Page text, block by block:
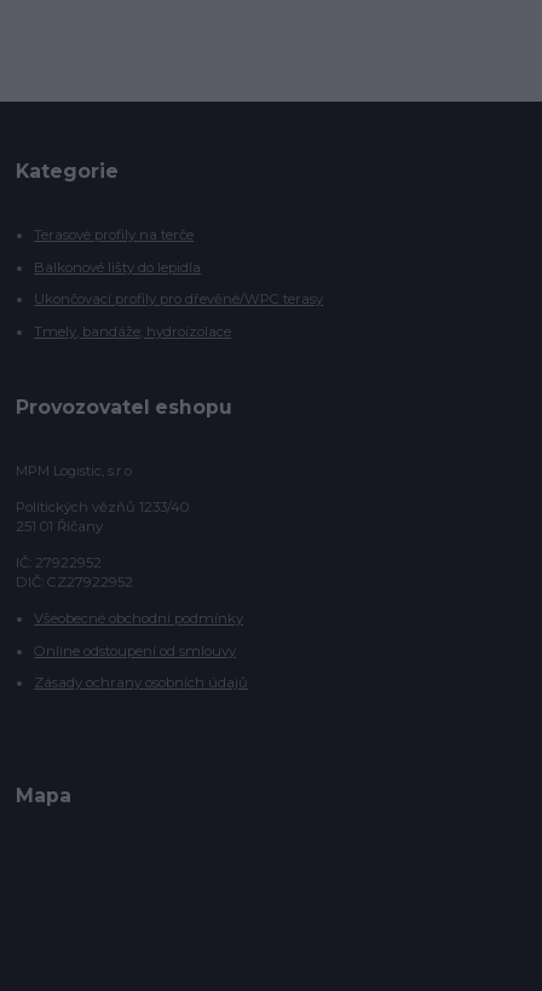
Kategorie
Terasové profily na terče
Balkonové lišty do lepidla
Ukončovací profily pro dřevěné/WPC terasy
Tmely, bandáže, hydroizolace
Provozovatel eshopu
MPM Logistic, s.r.o
Politických vězňů 1233/40
251 01 Říčany
IČ: 27922952
DIČ: CZ27922952
Všeobecné obchodní podmínky
Online odstoupení od smlouvy
Zásady ochrany osobních údajů
Mapa